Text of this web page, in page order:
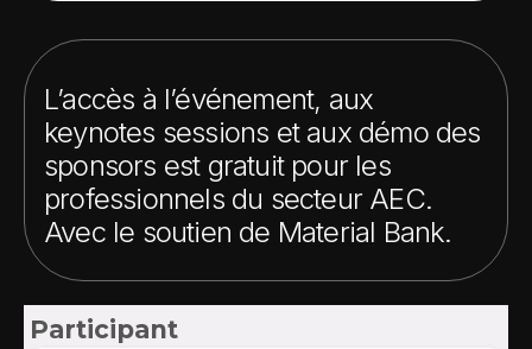
L’accès à l’événement, aux
keynotes sessions et aux démo des
sponsors est gratuit pour les
professionnels du secteur AEC.
Avec le soutien de Material Bank.